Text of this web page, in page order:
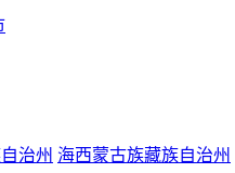
治州 海西蒙古族藏族自治州